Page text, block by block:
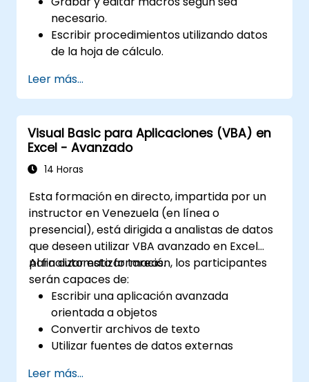
necesario.
Escribir procedimientos utilizando datos
de la hoja de cálculo.
Gestionar eventos (como la apertura de
una celda de la hoja, actualizaciones, etc.)
mediante manejadores de eventos.
Crear formularios.
Leer más...
Visual Basic para Aplicaciones (VBA) en
Excel - Avanzado
14 Horas
Esta formación en directo, impartida por un
instructor en Venezuela (en línea o
presencial), está dirigida a analistas de datos
que deseen utilizar VBA avanzado en Excel
para automatizar tareas.
Al finalizar esta formación, los participantes
serán capaces de:
Escribir una aplicación avanzada
orientada a objetos
Convertir archivos de texto
Utilizar fuentes de datos externas
Leer más...